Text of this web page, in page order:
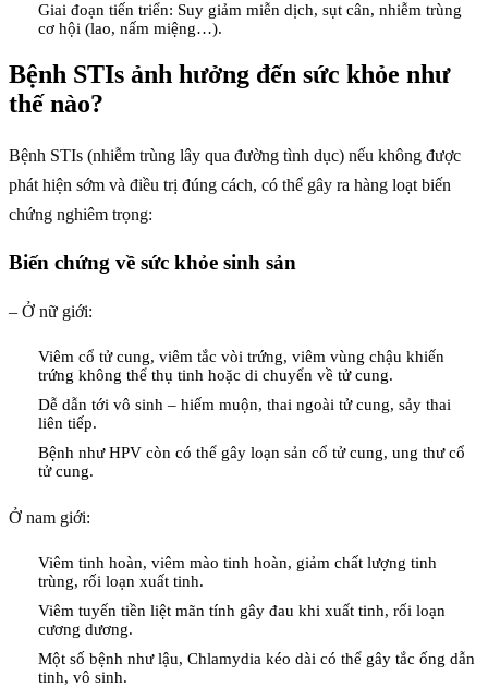
Giai đoạn tiến triển: Suy giảm miễn dịch, sụt cân, nhiễm trùng
cơ hội (lao, nấm miệng…).
Bệnh STIs ảnh hưởng đến sức khỏe như
thế nào?
Bệnh STIs (nhiễm trùng lây qua đường tình dục) nếu không được
phát hiện sớm và điều trị đúng cách, có thể gây ra hàng loạt biến
chứng nghiêm trọng:
Biến chứng về sức khỏe sinh sản
– Ở nữ giới:
Viêm cổ tử cung, viêm tắc vòi trứng, viêm vùng chậu khiến
trứng không thể thụ tinh hoặc di chuyển về tử cung.
Dễ dẫn tới vô sinh – hiếm muộn, thai ngoài tử cung, sảy thai
liên tiếp.
Bệnh như HPV còn có thể gây loạn sản cổ tử cung, ung thư cổ
tử cung.
Ở nam giới:
Viêm tinh hoàn, viêm mào tinh hoàn, giảm chất lượng tinh
trùng, rối loạn xuất tinh.
Viêm tuyến tiền liệt mãn tính gây đau khi xuất tinh, rối loạn
cương dương.
Một số bệnh như lậu, Chlamydia kéo dài có thể gây tắc ống dẫn
tinh, vô sinh.